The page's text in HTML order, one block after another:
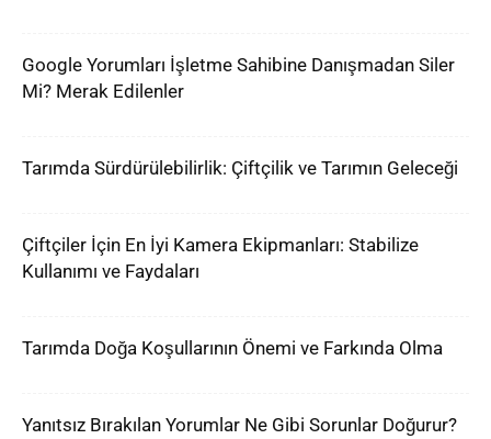
Google Yorumları İşletme Sahibine Danışmadan Siler
Mi? Merak Edilenler
Tarımda Sürdürülebilirlik: Çiftçilik ve Tarımın Geleceği
Çiftçiler İçin En İyi Kamera Ekipmanları: Stabilize
Kullanımı ve Faydaları
Tarımda Doğa Koşullarının Önemi ve Farkında Olma
Yanıtsız Bırakılan Yorumlar Ne Gibi Sorunlar Doğurur?